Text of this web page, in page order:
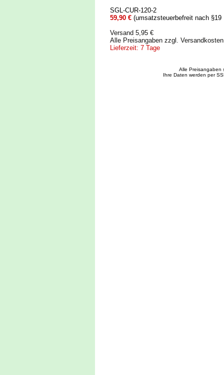
SGL-CUR-120-2
59,90 € (umsatzsteuerbefreit nach §19
Versand 5,95 €
Alle Preisangaben zzgl.
Lieferzeit: 7 Tage
Alle Preisangaben
Ihre Daten werden per